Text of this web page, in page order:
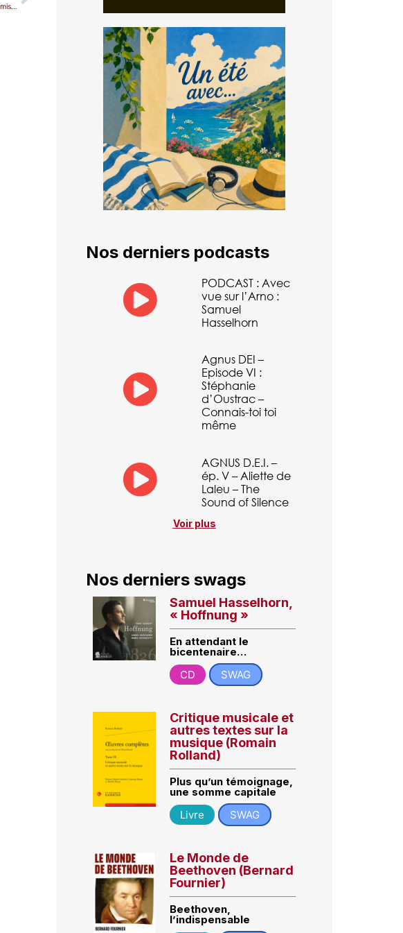
Le baptême de Saint-Olav, l’Incroyable épopée d’un viking missionnaire
Nos derniers podcasts
PODCAST : Avec
vue sur l’Arno :
Samuel
Hasselhorn
Agnus DEI –
Episode VI :
Stéphanie
d’Oustrac –
Connais-toi toi
même
AGNUS D.E.I. –
ép. V – Aliette de
Laleu – The
Sound of Silence
Voir plus
Nos derniers swags
Samuel Hasselhorn,
« Hoffnung »
En attendant le
bicentenaire…
CD
SWAG
Critique musicale et
autres textes sur la
musique (Romain
Rolland)
Plus qu’un témoignage,
une somme capitale
Livre
SWAG
Le Monde de
Beethoven (Bernard
Fournier)
Beethoven,
l’indispensable